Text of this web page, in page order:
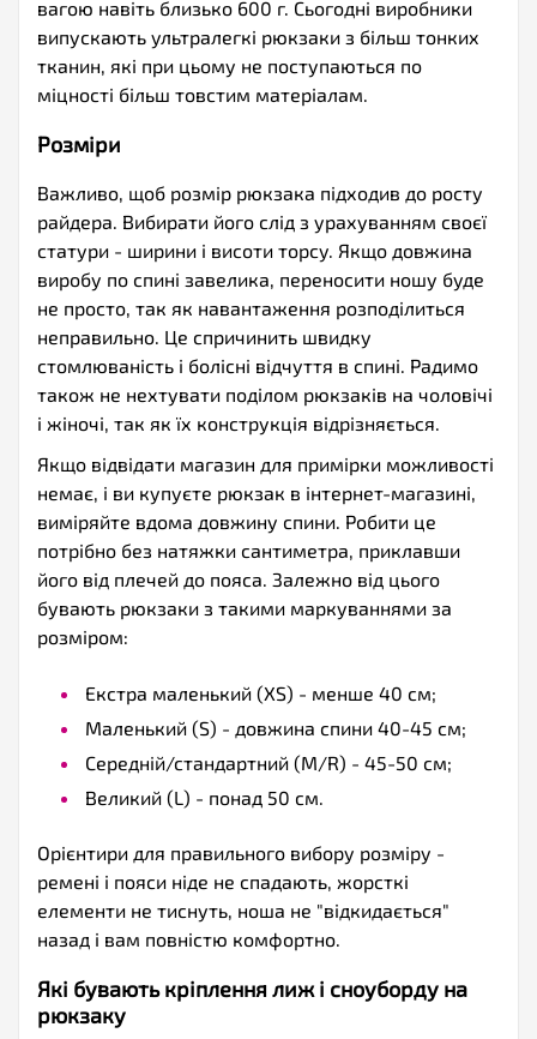
вагою навіть близько 600 г. Сьогодні виробники
випускають ультралегкі рюкзаки з більш тонких
тканин, які при цьому не поступаються по
міцності більш товстим матеріалам.
Розміри
Важливо, щоб розмір рюкзака підходив до росту
райдера. Вибирати його слід з урахуванням своєї
статури - ширини і висоти торсу. Якщо довжина
виробу по спині завелика, переносити ношу буде
не просто, так як навантаження розподілиться
неправильно. Це спричинить швидку
стомлюваність і болісні відчуття в спині. Радимо
також не нехтувати поділом рюкзаків на чоловічі
і жіночі, так як їх конструкція відрізняється.
Якщо відвідати магазин для примірки можливості
немає, і ви купуєте рюкзак в інтернет-магазині,
виміряйте вдома довжину спини. Робити це
потрібно без натяжки сантиметра, приклавши
його від плечей до пояса. Залежно від цього
бувають рюкзаки з такими маркуваннями за
розміром:
Екстра маленький (XS) - менше 40 см;
Маленький (S) - довжина спини 40-45 см;
Середній/стандартний (M/R) - 45-50 см;
Великий (L) - понад 50 см.
Орієнтири для правильного вибору розміру -
ремені і пояси ніде не спадають, жорсткі
елементи не тиснуть, ноша не "відкидається"
назад і вам повністю комфортно.
Які бувають кріплення лиж і сноуборду на
рюкзаку